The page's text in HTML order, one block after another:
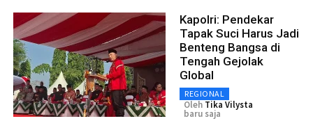
Kapolri: Pendekar
Tapak Suci Harus Jadi
Benteng Bangsa di
Tengah Gejolak
Global
REGIONAL
Oleh Tika Vilysta
baru saja